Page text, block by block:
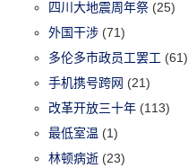
四川大地震周年祭 (25)
外国干涉 (71)
多伦多市政员工罢工 (61)
手机携号跨网 (21)
改革开放三十年 (113)
最低室温 (1)
林顿病逝 (23)